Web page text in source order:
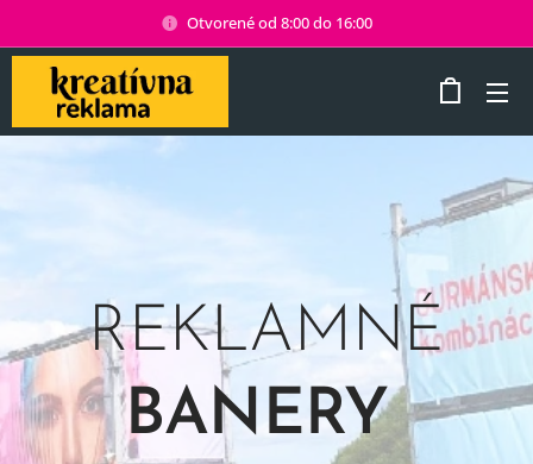
Otvorené od 8:00 do 16:00
REKLAMNÉ
BANERY